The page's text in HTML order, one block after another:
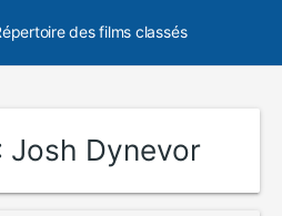
des films classés
Josh Dynevor